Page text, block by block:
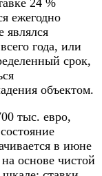
ежегодно
являлся
года, или
срок,
объектом.
тыс. евро,
в июне
основе чистой